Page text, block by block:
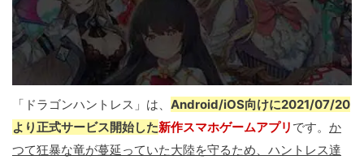
「ドラゴンハントレス」は、 Android/iOS向けに2021/07/20
より正式サービス開始した新作スマホゲームアプリ です。 か
つて狂暴な竜が蔓延っていた大陸を守るため、ハントレス達